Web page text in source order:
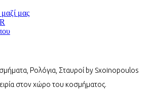
μας
Ρολόγια, Σταυροί by Sxoinopoulos
στον χώρο του κοσμήματος.